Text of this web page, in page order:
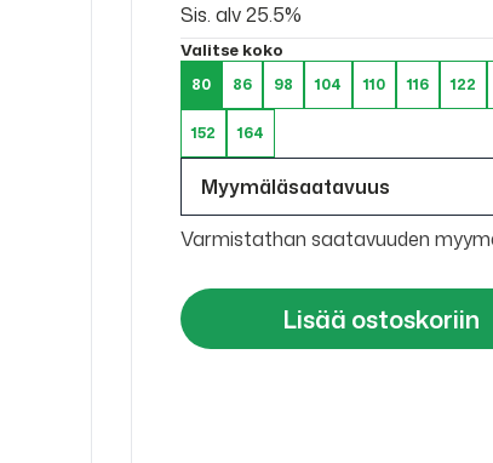
Sis. alv 25.5%
Valitse koko
80 86 98 104 110 116 122
152 164
Myymäläsaatavuus
Varmistathan saatavuuden
Lisää ostoskoriin